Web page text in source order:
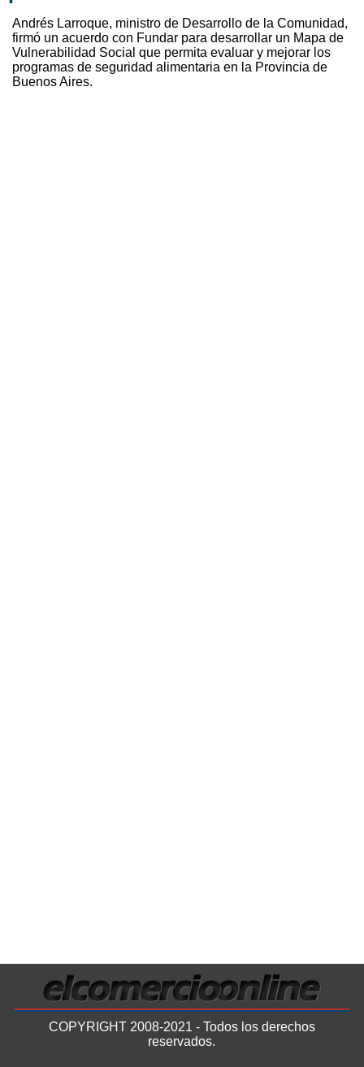
Andrés Larroque, ministro de Desarrollo de la Comunidad,
firmó un acuerdo con Fundar para desarrollar un Mapa de
Vulnerabilidad Social que permita evaluar y mejorar los
programas de seguridad alimentaria en la Provincia de
Buenos Aires.
COPYRIGHT 2008-2021 - Todos los derechos
reservados.